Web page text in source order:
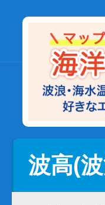
波高(